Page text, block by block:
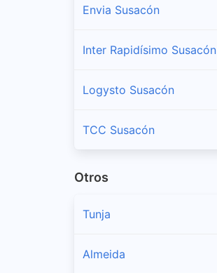
Envia Susacón
Inter Rapidísimo Susacón
Logysto Susacón
TCC Susacón
Otros
Tunja
Almeida